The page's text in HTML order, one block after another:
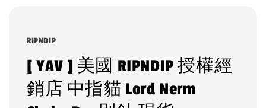
RIPNDIP
[ YAV ] 美國 RIPNDIP 授權經
銷店 中指貓 Lord Nerm